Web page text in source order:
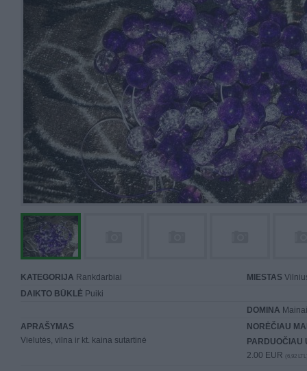
KATEGORIJA Rankdarbiai MIESTAS
DAIKTO BŪKLĖ Puiki
DOMINA
APRAŠYMAS
Vielutės, vilna ir kt. kaina sutartinė
NORĖČIAU
PARDUOČIAU
2.00 EUR (6,92